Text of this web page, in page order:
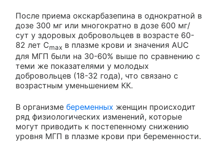
После приема окскарбазепина в однократной в
дозе 300 мг или многократно в дозе 600 мг/
сут у здоровых добровольцев в возрасте 60-
82 лет Сmax в плазме крови и значения AUC
для МГП были на 30-60% выше по сравнению с
теми же показателями у молодых
добровольцев (18-32 года), что связано с
возрастным уменьшением КК.
В организме беременных женщин происходит
ряд физиологических изменений, которые
могут приводить к постепенному снижению
уровня МГП в плазме крови при беременности.